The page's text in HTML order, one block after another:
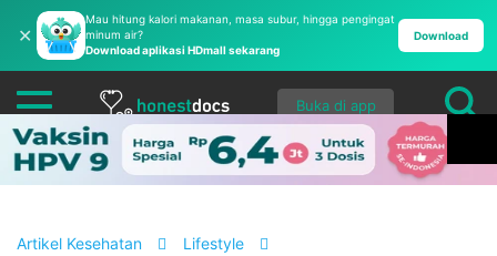
✕
Mau hitung kalori makanan, masa subur, hingga pengingat
minum air?
Download aplikasi HDmall sekarang
Download
Buka di app
Artikel Kesehatan
Lifestyle